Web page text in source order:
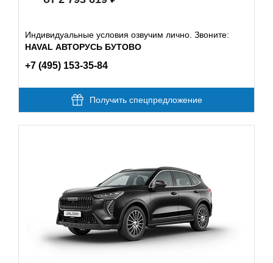
Индивидуальные условия озвучим лично. Звоните:
HAVAL АВТОРУСЬ БУТОВО
+7 (495) 153-35-84
Получить спецпредложение